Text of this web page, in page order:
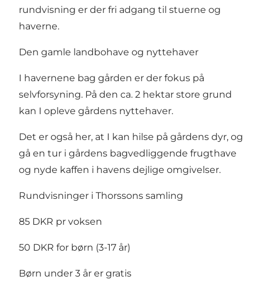
rundvisning er der fri adgang til stuerne og
haverne.
Den gamle landbohave og nyttehaver
I havernene bag gården er der fokus på
selvforsyning. På den ca. 2 hektar store grund
kan I opleve gårdens nyttehaver.
Det er også her, at I kan hilse på gårdens dyr, og
gå en tur i gårdens bagvedliggende frugthave
og nyde kaffen i havens dejlige omgivelser.
Rundvisninger i Thorssons samling
85 DKR pr voksen
50 DKR for børn (3-17 år)
Børn under 3 år er gratis